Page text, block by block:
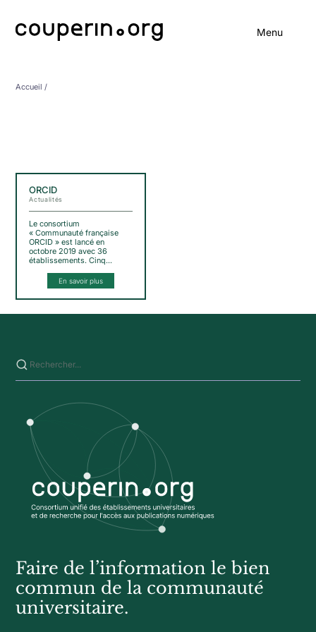
Menu
Accueil /
ORCID
Actualités
Le consortium
« Communauté française
ORCID » est lancé en
octobre 2019 avec 36
établissements. Cinq…
En savoir plus
Faire de l’information le bien
commun de la communauté
universitaire.